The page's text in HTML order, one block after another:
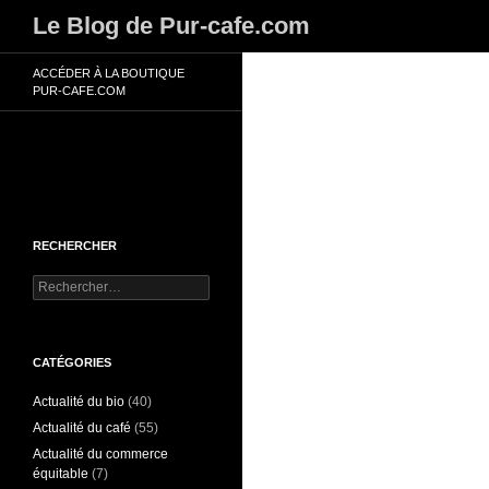
Le Blog de Pur-cafe.com
Recherche
ACCÉDER À LA BOUTIQUE
PUR-CAFE.COM
RECHERCHER
R
e
e
c
h
r
CATÉGORIES
Actualité du bio (40)
Actualité du café (55)
Actualité du commerce
équitable (7)